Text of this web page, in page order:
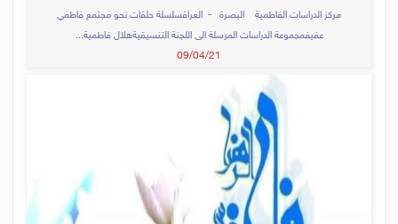
مركز الدراسات الفاطمية البصرة - العراقسلسلة حلقات نحو مجتمع فاطمي
عفيفمجموعة الدراسات المرسلة الى اللجنة التنسيقيةهلال فاطمية...
09/04/21